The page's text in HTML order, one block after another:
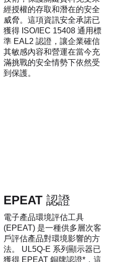
經授權的存取和潛在的安全
威脅。這項資訊安全承諾已
獲得 ISO/IEC 15408 通用標
準 EAL2 認證，讓企業確信
其敏感內容和營運在當今充
滿挑戰的安全情勢下依然受
到保護。
EPEAT 認證
電子產品環境評估工具
(EPEAT) 是一種供多層次客
戶評估產品對環境影響的方
法。 UL5Q-E 系列顯示器已
獲得 EPEAT 銅牌認證*，這